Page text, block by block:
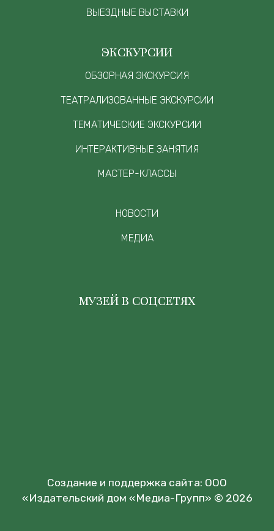
ВЫЕЗДНЫЕ ВЫСТАВКИ
ЭКСКУРСИИ
ОБЗОРНАЯ ЭКСКУРСИЯ
ТЕАТРАЛИЗОВАННЫЕ ЭКСКУРСИИ
ТЕМАТИЧЕСКИЕ ЭКСКУРСИИ
ИНТЕРАКТИВНЫЕ ЗАНЯТИЯ
МАСТЕР-КЛАССЫ
НОВОСТИ
МЕДИА
МУЗЕЙ В СОЦСЕТЯХ
Создание и поддержка сайта: ООО
«Издательский дом «Медиа-Групп» © 2026